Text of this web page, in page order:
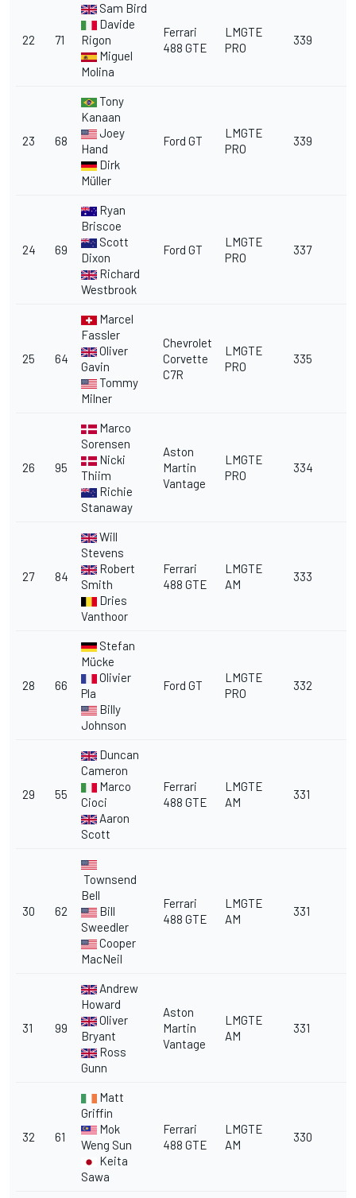
22 71
Sam Bird
Davide
Rigon
Miguel
Molina
Ferrari
488 GTE
LMGTE
PRO
339
23 68
Tony
Kanaan
Joey
Hand
Dirk
Müller
Ford GT
LMGTE
PRO
339
24 69
Ryan
Briscoe
Scott
Dixon
Richard
Westbrook
Ford GT
LMGTE
PRO
337
25 64
Marcel
Fassler
Oliver
Gavin
Tommy
Milner
Chevrolet
Corvette
C7R
LMGTE
PRO
335
26 95
Marco
Sorensen
Nicki
Thiim
Richie
Stanaway
Aston
Martin
Vantage
LMGTE
PRO
334
27 84
Will
Stevens
Robert
Smith
Dries
Vanthoor
Ferrari
488 GTE
LMGTE
AM
333
28 66
Stefan
Mücke
Olivier
Pla
Billy
Johnson
Ford GT
LMGTE
PRO
332
29 55
Duncan
Cameron
Marco
Cioci
Aaron
Scott
Ferrari
488 GTE
LMGTE
AM
331
30 62
Townsend
Bell
Bill
Sweedler
Cooper
MacNeil
Ferrari
488 GTE
LMGTE
AM
331
31 99
Andrew
Howard
Oliver
Bryant
Ross
Gunn
Aston
Martin
Vantage
LMGTE
AM
331
32 61
Matt
Griffin
Mok
Weng Sun
Keita
Sawa
Ferrari
488 GTE
LMGTE
AM
330